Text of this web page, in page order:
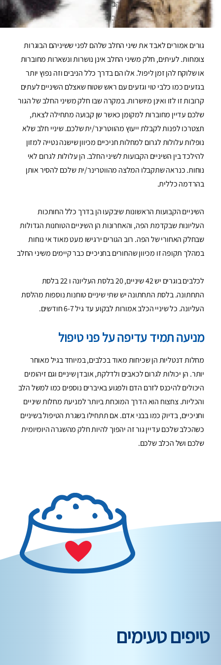
לאחר מכן הן יוחלפו בשיניים הקבועות שלהם. ייתכן שתגלו שיני חלב
על הרצפה בבית, אך רובן יבלעו בזמן שהגור אוכל.
גורים אמורים לאבד את שיני החלב שלהם לפני ששיניהם הבוגרות
צומחות. לעיתים, חלק משיני החלב אינן נושרות ונשארות מחוברות
או שלוקח להן זמן ליפול. אלו הם בדרך כלל הניבים וזה נפוץ יותר
בגזעים כמו כלבי טוי וגזעים עם ראש שטוח שאצלם השיניים לעתים
קרובות זו לזו ואינן מיושרות. במקרה שבו חלק משיני החלב של הגור
שלכם עדיין מחוברות למקומן כאשר שן קבועה מתחילה לצאת,
תצטרכו לפנות לקבלת ייעוץ מהווטרינר/ית שלכם. שיניי חלב שלא
נופלות עלולות לגרום למחלות חניכיים מכיוון שישנה נטייה למזון
להילכד בין השיניים הקבועות לשיני החלב. הן עלולות לגרום לאי
נוחות. כנראה שתקבלו המלצה מהווטרינר/ית שלכם להסיר אותן
בהרדמה כללית.
השיניים הקבועות הראשונות שיבקעו הן בדרך כלל החותכות
העליונות שבקדמת הפה, והאחרונות הן השיניים הטוחנות הגדולות
שבחלק האחורי של הפה. רוב הגורים ירגישו מעט מאוד אי נוחות
במהלך תקופה זו מכיוון שהחורים בחניכיים כבר קיימים משיני החלב
לכלבים בוגרים יש 42 שיניים, 20 בלסת העליונה ו 22 בלסת
התחתונה. בלסת התחתונה יש שתי שיניים טוחנות נוספות מהלסת
העליונה. כל שיניי הכלב אמורות לבקוע עד גיל 6-7 חודשים.
מניעה תמיד עדיפה על פני טיפול
מחלות דנטליות הן שכיחות מאוד בכלבים, במיוחד בגיל מאוחר
יותר. הן יכולות לגרום לכאבים ולדלקת, אובדן שיניים וגם זיהומים
היכולים להיכנס לזרם הדם ולפגוע באיברים נוספים כמו למשל הלב
והכליות. צחצוח הוא הדרך המוכחת ביותר למניעת מחלות שיניים
וחניכיים, בדיוק כמו בבני אדם. אם תתחילו בשגרת הטיפול בשיניים
כשהכלב שלכם עדיין גור זה יהפוך להיות חלק מהשגרה היומיומית
שלכם ושל הכלב שלכם.
טיפים טעימים